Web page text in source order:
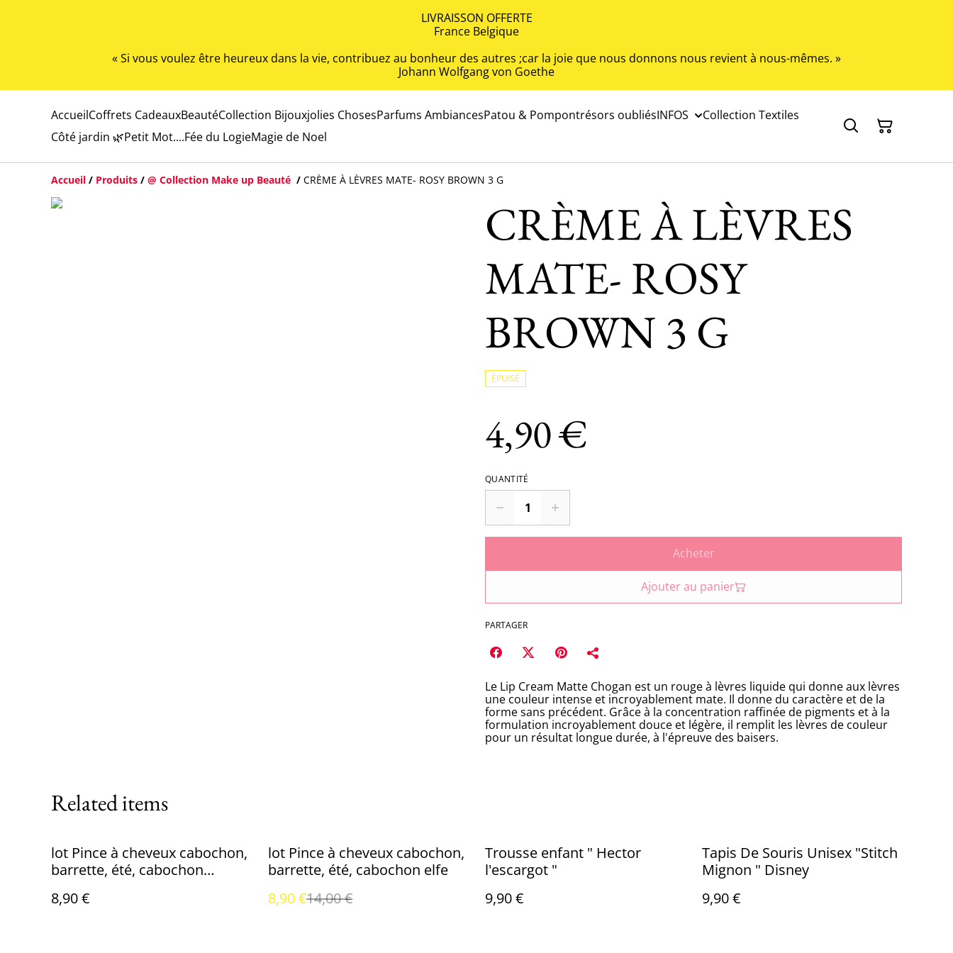
LIVRAISSON OFFERTE
France Belgique
« Si vous voulez être heureux dans la vie, contribuez au bonheur des autres ;car la joie que nous donnons nous revient à nous-mêmes. »
Johann Wolfgang von Goethe
AccueilCoffrets CadeauxBeautéCollection Bijouxjolies ChosesParfums AmbiancesPatou & Pompontrésors oubliésINFOS
Collection Textiles
Côté jardin 🌿Petit Mot....Fée du LogieMagie de Noel
Accueil / Produits / @ Collection Make up Beauté / CRÈME À LÈVRES MATE- ROSY BROWN 3 G
CRÈME À LÈVRES
MATE- ROSY
BROWN 3 G
ÉPUISÉ
4,90 €
QUANTITÉ
Acheter
Ajouter au panier
PARTAGER
Le Lip Cream Matte Chogan est un rouge à lèvres liquide qui donne aux lèvres
une couleur intense et incroyablement mate. Il donne du caractère et de la
forme sans précédent. Grâce à la concentration raffinée de pigments et à la
formulation incroyablement douce et légère, il remplit les lèvres de couleur
pour un résultat longue durée, à l'épreuve des baisers.
Related items
lot Pince à cheveux cabochon,
barrette, été, cabochon
8,90 €
%
lot Pince à cheveux cabochon,
barrette, été, cabochon elfe
8,90 €14,00 €
Trousse enfant " Hector
l'escargot "
9,90 €
Tapis De Souris Unisex "Stitch
Mignon " Disney
9,90 €